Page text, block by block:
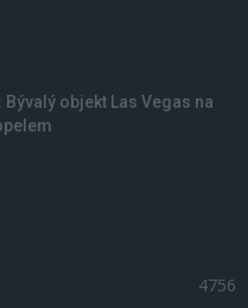
Bývalý objekt Las Vegas na
4756